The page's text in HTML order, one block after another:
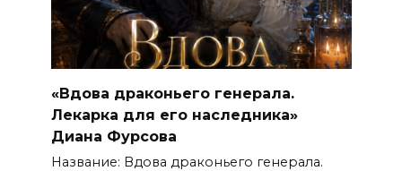
«Вдова драконьего генерала.
Лекарка для его наследника»
Диана Фурсова
Название: Вдова драконьего генерала.